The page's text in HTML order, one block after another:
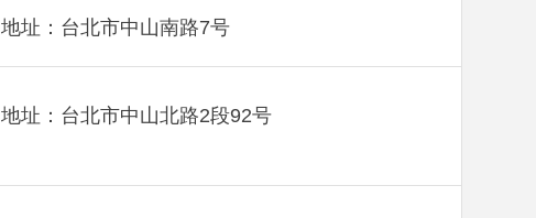
地址：台北市中山南路7号
地址：台北市中山北路2段92号